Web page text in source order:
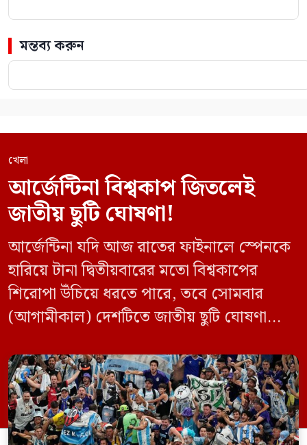
মন্তব্য করুন
খেলা
আর্জেন্টিনা বিশ্বকাপ জিতলেই
জাতীয় ছুটি ঘোষণা!
আর্জেন্টিনা যদি আজ রাতের ফাইনালে স্পেনকে
হারিয়ে টানা দ্বিতীয়বারের মতো বিশ্বকাপের
শিরোপা উঁচিয়ে ধরতে পারে, তবে সোমবার
(আগামীকাল) দেশটিতে জাতীয় ছুটি ঘোষণা
মিলেইয়ের প্রশাসন। ফাইনালের আর মাত্র কয়েক
ঘণ্টা বাকি থাকতে সরকারের নীতিনির্ধারণী মহলে
এই নিয়ে জোর গুঞ্জন ও প্রস্তুতি চলছে।
আর্জেন্টাইন সংবাদপত্র ক্লারিন-এর প্রতিবেদন